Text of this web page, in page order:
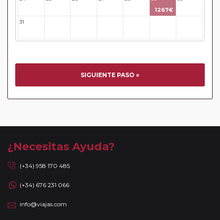
tienen vuelos internos incluidos, hay una fecha límite para
poder emitir billetes. Las reservas/emisión de los vuelos se
cliente o que conste en su reserva. Una vez realizada la
o un nombre incompleto, puede provocar la invalidez del
billete emitido y la necesidad de tener que emitir un nuevo
billete. No nos responsabilizaremos de los gastos
generados de cancelación y nueva emisión. Hacer una
nombre que no coincida con el que aparece en el
pasaporte pueda ser motivo para denegar el embarque a
un viajero.
aéreas aceptan facturar un bulto de un máximo 20 kg por
directamente el exceso de equipaje a la compañía aérea en
1267€
31
SIGUIENTE PASO »
¿Necesitas Ayuda?
(+34) 958 170 485
(+34) 676 231 066
info@viajas.com